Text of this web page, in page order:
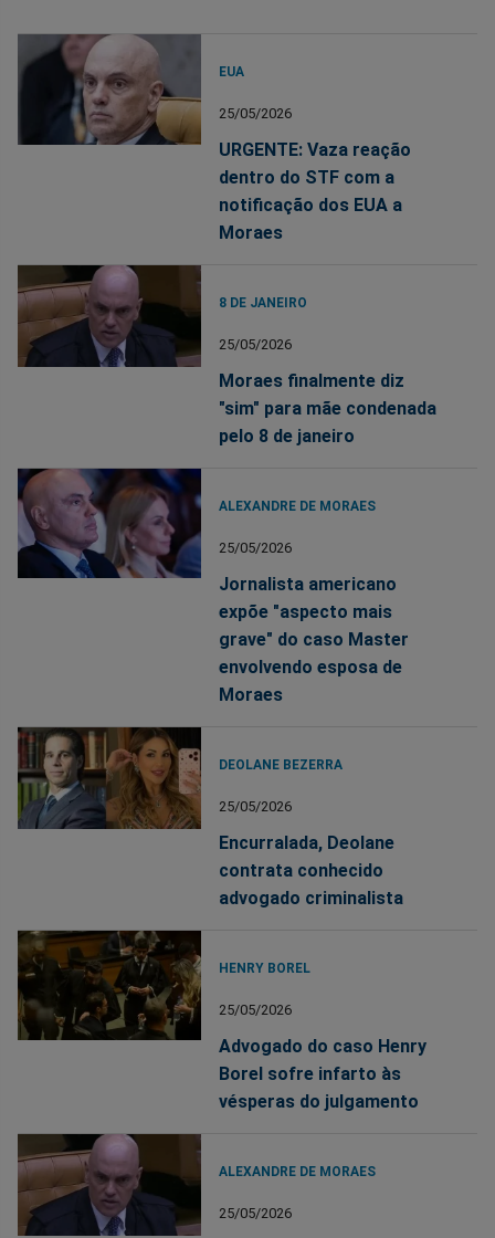
EUA
25/05/2026
URGENTE: Vaza reação
dentro do STF com a
notificação dos EUA a
Moraes
8 DE JANEIRO
25/05/2026
Moraes finalmente diz
"sim" para mãe condenada
pelo 8 de janeiro
ALEXANDRE DE MORAES
25/05/2026
Jornalista americano
expõe "aspecto mais
grave" do caso Master
envolvendo esposa de
Moraes
DEOLANE BEZERRA
25/05/2026
Encurralada, Deolane
contrata conhecido
advogado criminalista
HENRY BOREL
25/05/2026
Advogado do caso Henry
Borel sofre infarto às
vésperas do julgamento
ALEXANDRE DE MORAES
25/05/2026